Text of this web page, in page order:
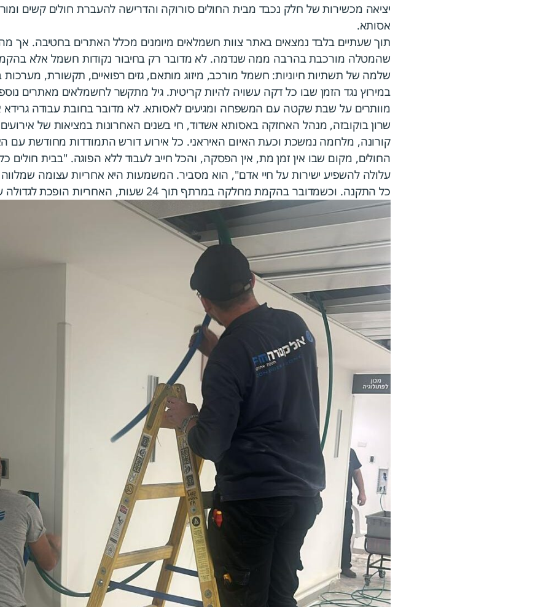
יציאה מכשירות של חלק נכבד מבית החולים סורוקה והדרישה להעברת חולים קשים
אסותא.
תוך שעתיים בלבד נמצאים באתר צוות חשמלאים מיומנים מכלל האתרים בחטיבה. אך
שהמטלה מורכבת בהרבה ממה שנדמה. לא מדובר רק בחיבור נקודות חשמל אלא
שלמה של תשתיות חיוניות: חשמל מורכב, מיזוג מותאם, גזים רפואיים, תקשורת, מערכות
במירוץ נגד הזמן שבו כל דקה עשויה להיות קריטית. גיל מתקשר לחשמלאים מאתרים
מוותרים על שבת שקטה עם המשפחה ומגיעים לאסותא. לא מדובר בחובת עבודה
שרון בוקובזה, מנהל האחזקה באסותא אשדוד, חי בשנים האחרונות במציאות של
קורונה, מלחמה נמשכת וכעת האיום האיראני. כל אירוע דורש התמודדות מחודשת עם
החולים, מקום שבו אין זמן מת, אין הפסקה, והכל חייב לעבוד ללא הפוגה. "בבית חולים
עלולה להשפיע ישירות על חיי אדם", הוא מסביר. המשמעות היא אחריות עצומה
כל התקנה. וכשמדובר בהקמת מחלקה במרתף תוך 24 שעות, האחריות הופכת לגדולה עוד יותר.